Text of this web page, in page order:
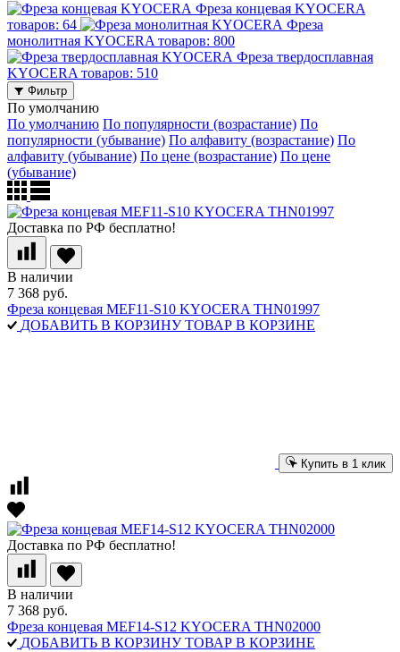
Фреза концевая KYOCERA
товаров: 64
Фреза
монолитная KYOCERA товаров: 800
Фреза твердосплавная
KYOCERA товаров: 510
Фильтр
По умолчанию
По умолчанию По популярности (возрастание) По
популярности (убывание) По алфавиту (возрастание) По
алфавиту (убывание) По цене (возрастание) По цене
(убывание)
Доставка по РФ бесплатно!
В наличии
7 368 руб.
Фреза концевая MEF11-S10 KYOCERA THN01997
ДОБАВИТЬ В КОРЗИНУ ТОВАР В КОРЗИНЕ
Купить в 1 клик
Доставка по РФ бесплатно!
В наличии
7 368 руб.
Фреза концевая MEF14-S12 KYOCERA THN02000
ДОБАВИТЬ В КОРЗИНУ ТОВАР В КОРЗИНЕ